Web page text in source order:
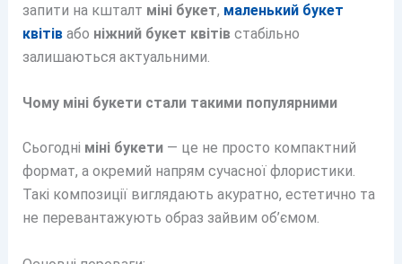
запити на кшталт міні букет, маленький букет
квітівабо ніжний букет квітівстабільно
залишаються актуальними.
Чому міні букети стали такими популярними
Сьогодні міні букети— це не просто компактний
формат, а окремий напрям сучасної флористики.
Такі композиції виглядають акуратно, естетично та
не перевантажують образ зайвим об’ємом.